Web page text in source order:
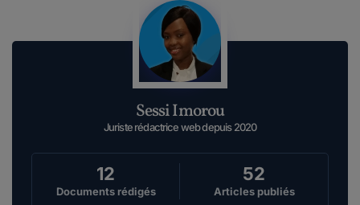
Sessi Imorou
Juriste rédactrice web depuis 2020
12
Documents rédigés
52
Articles publiés